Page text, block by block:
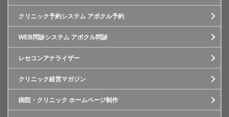
クリニック予約システム アポクル予約
WEB問診システム アポクル問診
レセコンアナライザー
クリニック経営マガジン
病院・クリニック ホームページ制作